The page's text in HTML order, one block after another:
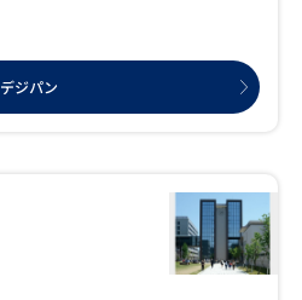
デジパン